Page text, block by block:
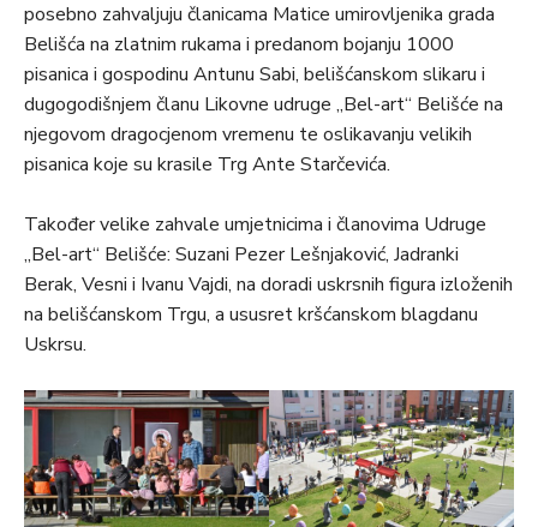
posebno zahvaljuju članicama Matice umirovljenika grada
Belišća na zlatnim rukama i predanom bojanju 1000
pisanica i gospodinu Antunu Sabi, belišćanskom slikaru i
dugogodišnjem članu Likovne udruge „Bel-art“ Belišće na
njegovom dragocjenom vremenu te oslikavanju velikih
pisanica koje su krasile Trg Ante Starčevića.
Također velike zahvale umjetnicima i članovima Udruge
„Bel-art“ Belišće: Suzani Pezer Lešnjaković, Jadranki
Berak, Vesni i Ivanu Vajdi, na doradi uskrsnih figura izloženih
na belišćanskom Trgu, a ususret kršćanskom blagdanu
Uskrsu.